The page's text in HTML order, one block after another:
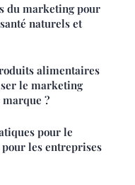
du marketing pour
naturels et
alimentaires
le marketing
?
pour le
les entreprises